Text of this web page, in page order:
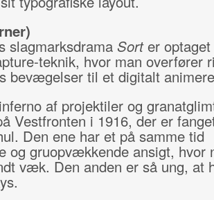
slagmarksdrama Sorter
teknik, hvor man overfører
bevægelser til et digitalt
af projektiler og
Vestfronten i 1916, der er
Den ene har et på samme tid
og gruopvækkende ansigt, hvor
væk. Den anden er så ung, at